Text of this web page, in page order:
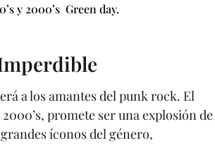
y 2000’s Green day.
a los amantes del punk rock. El
promete ser una explosión de
íconos del género,